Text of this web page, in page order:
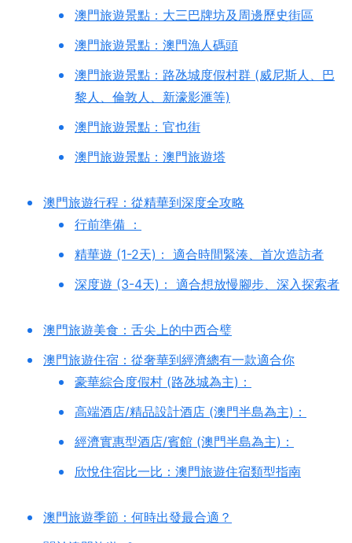
澳門旅遊景點：大三巴牌坊及周邊歷史街區
澳門旅遊景點：澳門漁人碼頭
澳門旅遊景點：路氹城度假村群 (威尼斯人、巴
黎人、倫敦人、新濠影滙等)
澳門旅遊景點：官也街
澳門旅遊景點：澳門旅遊塔
澳門旅遊行程：從精華到深度全攻略
行前準備 ：
精華遊 (1-2天)： 適合時間緊湊、首次造訪者
深度遊 (3-4天)： 適合想放慢腳步、深入探索者
澳門旅遊美食：舌尖上的中西合璧
澳門旅遊住宿：從奢華到經濟總有一款適合你
豪華綜合度假村 (路氹城為主)：
高端酒店/精品設計酒店 (澳門半島為主)：
經濟實惠型酒店/賓館 (澳門半島為主)：
欣悅住宿比一比：澳門旅遊住宿類型指南
澳門旅遊季節：何時出發最合適？